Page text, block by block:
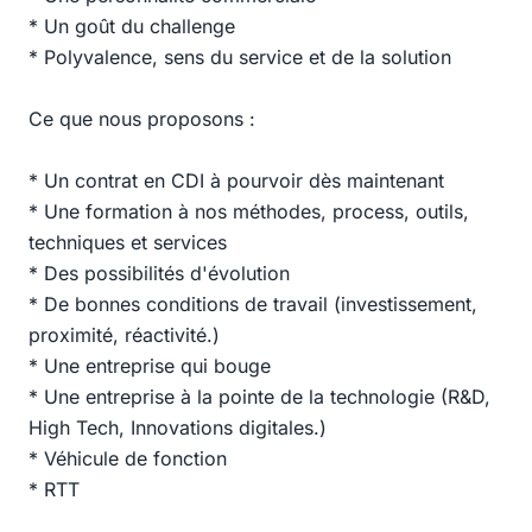
* Un goût du challenge
* Polyvalence, sens du service et de la solution
Ce que nous proposons :
* Un contrat en CDI à pourvoir dès maintenant
* Une formation à nos méthodes, process, outils,
techniques et services
* Des possibilités d'évolution
* De bonnes conditions de travail (investissement,
proximité, réactivité.)
* Une entreprise qui bouge
* Une entreprise à la pointe de la technologie (R&D,
High Tech, Innovations digitales.)
* Véhicule de fonction
* RTT